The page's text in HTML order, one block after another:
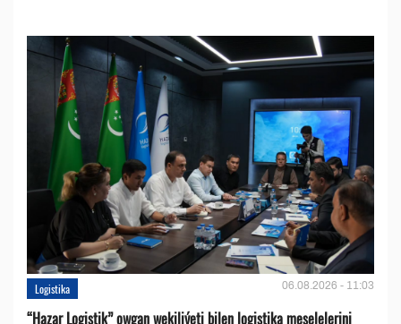
Logistika 06.08.2026 - 11:03
“Hazar Logistik” owgan wekiliýeti bilen logistika meselelerini